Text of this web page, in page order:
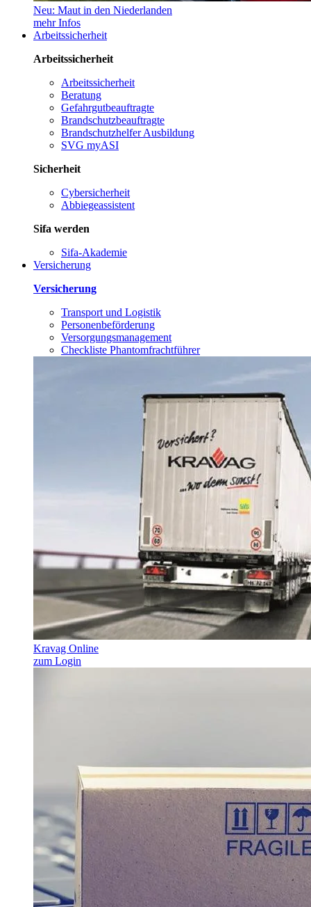
Neu: Maut in den Niederlanden
mehr Infos
Arbeitssicherheit
Arbeitssicherheit
Arbeitssicherheit
Beratung
Gefahrgutbeauftragte
Brandschutzbeauftragte
Brandschutzhelfer Ausbildung
SVG myASI
Sicherheit
Cybersicherheit
Abbiegeassistent
Sifa werden
Sifa-Akademie
Versicherung
Versicherung
Transport und Logistik
Personenbeförderung
Versorgungsmanagement
Checkliste Phantomfrachtführer
Kravag Online
zum Login